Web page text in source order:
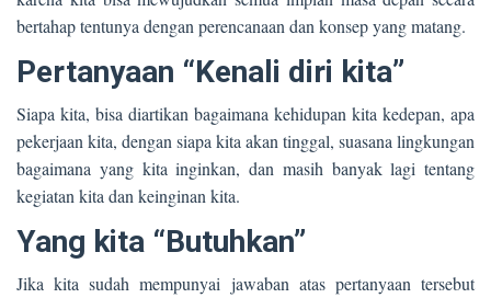
bertahap tentunya dengan perencanaan dan konsep yang matang.
Pertanyaan “Kenali diri kita”
Siapa kita, bisa diartikan bagaimana kehidupan kita kedepan, apa
pekerjaan kita, dengan siapa kita akan tinggal, suasana lingkungan
bagaimana yang kita inginkan, dan masih banyak lagi tentang
kegiatan kita dan keinginan kita.
Yang kita “Butuhkan”
Jika kita sudah mempunyai jawaban atas pertanyaan tersebut